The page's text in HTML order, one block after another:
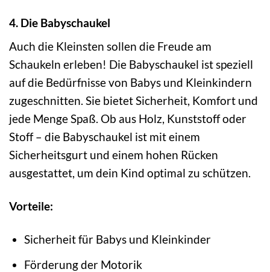
4. Die Babyschaukel
Auch die Kleinsten sollen die Freude am
Schaukeln erleben! Die Babyschaukel ist speziell
auf die Bedürfnisse von Babys und Kleinkindern
zugeschnitten. Sie bietet Sicherheit, Komfort und
jede Menge Spaß. Ob aus Holz, Kunststoff oder
Stoff – die Babyschaukel ist mit einem
Sicherheitsgurt und einem hohen Rücken
ausgestattet, um dein Kind optimal zu schützen.
Vorteile:
Sicherheit für Babys und Kleinkinder
Förderung der Motorik